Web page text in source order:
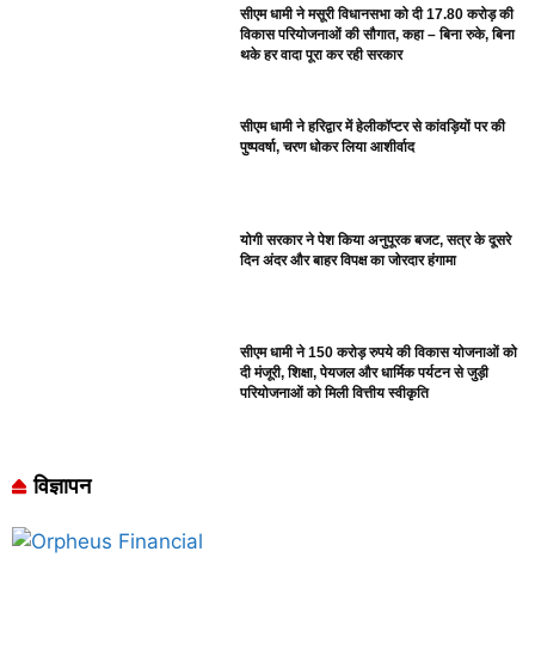
सीएम धामी ने मसूरी विधानसभा को दी 17.80 करोड़ की
विकास परियोजनाओं की सौगात, कहा – बिना रुके, बिना
थके हर वादा पूरा कर रही सरकार
सीएम धामी ने हरिद्वार में हेलीकॉप्टर से कांवड़ियों पर की
पुष्पवर्षा, चरण धोकर लिया आशीर्वाद
योगी सरकार ने पेश किया अनुपूरक बजट, सत्र के दूसरे
दिन अंदर और बाहर विपक्ष का जोरदार हंगामा
सीएम धामी ने 150 करोड़ रुपये की विकास योजनाओं को
दी मंजूरी, शिक्षा, पेयजल और धार्मिक पर्यटन से जुड़ी
परियोजनाओं को मिली वित्तीय स्वीकृति
विज्ञापन